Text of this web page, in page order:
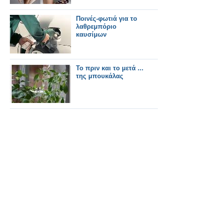
Ποινές-φωτιά για τo
λαθρεμπόριο
καυσίμων
Το πριν και το μετά ...
της μπουκάλας